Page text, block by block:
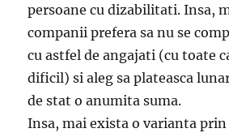
persoane cu dizabilitati. Insa,
companii prefera sa nu se
cu astfel de angajati (cu toate
dificil) si aleg sa plateasca
de stat o anumita suma.
Insa, mai exista o varianta prin